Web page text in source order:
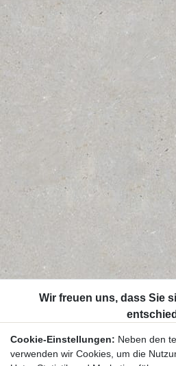
Cookie-Einstellungen: Neben den
verwenden wir Cookies, um die